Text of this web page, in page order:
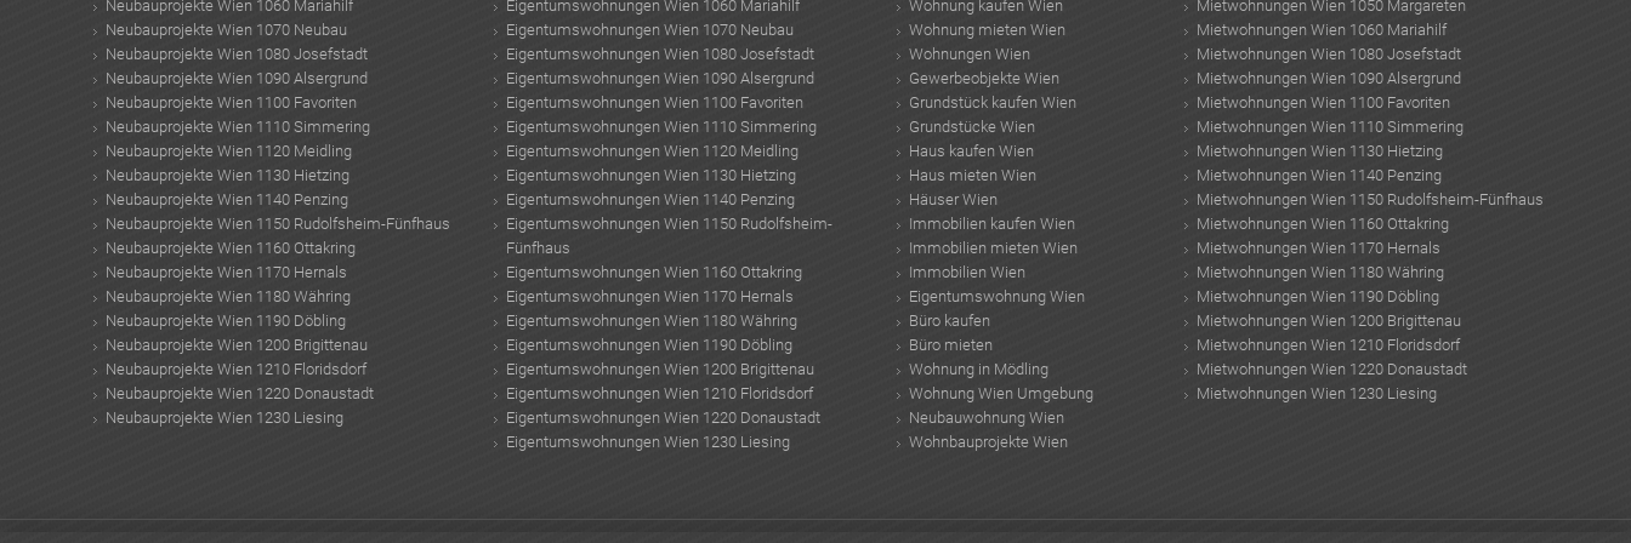
Neubauprojekte Wien 1060 Mariahilf
Neubauprojekte Wien 1070 Neubau
Neubauprojekte Wien 1080 Josefstadt
Neubauprojekte Wien 1090 Alsergrund
Neubauprojekte Wien 1100 Favoriten
Neubauprojekte Wien 1110 Simmering
Neubauprojekte Wien 1120 Meidling
Neubauprojekte Wien 1130 Hietzing
Neubauprojekte Wien 1140 Penzing
Neubauprojekte Wien 1150 Rudolfsheim-Fünfhaus
Neubauprojekte Wien 1160 Ottakring
Neubauprojekte Wien 1170 Hernals
Neubauprojekte Wien 1180 Währing
Neubauprojekte Wien 1190 Döbling
Neubauprojekte Wien 1200 Brigittenau
Neubauprojekte Wien 1210 Floridsdorf
Neubauprojekte Wien 1220 Donaustadt
Neubauprojekte Wien 1230 Liesing
Eigentumswohnungen Wien 1060 Mariahilf
Eigentumswohnungen Wien 1070 Neubau
Eigentumswohnungen Wien 1080 Josefstadt
Eigentumswohnungen Wien 1090 Alsergrund
Eigentumswohnungen Wien 1100 Favoriten
Eigentumswohnungen Wien 1110 Simmering
Eigentumswohnungen Wien 1120 Meidling
Eigentumswohnungen Wien 1130 Hietzing
Eigentumswohnungen Wien 1140 Penzing
Eigentumswohnungen Wien 1150 Rudolfsheim-
Fünfhaus
Eigentumswohnungen Wien 1160 Ottakring
Eigentumswohnungen Wien 1170 Hernals
Eigentumswohnungen Wien 1180 Währing
Eigentumswohnungen Wien 1190 Döbling
Eigentumswohnungen Wien 1200 Brigittenau
Eigentumswohnungen Wien 1210 Floridsdorf
Eigentumswohnungen Wien 1220 Donaustadt
Eigentumswohnungen Wien 1230 Liesing
Wohnung kaufen Wien
Wohnung mieten Wien
Wohnungen Wien
Gewerbeobjekte Wien
Grundstück kaufen Wien
Grundstücke Wien
Haus kaufen Wien
Haus mieten Wien
Häuser Wien
Immobilien kaufen Wien
Immobilien mieten Wien
Immobilien Wien
Eigentumswohnung Wien
Büro kaufen
Büro mieten
Wohnung in Mödling
Wohnung Wien Umgebung
Neubauwohnung Wien
Wohnbauprojekte Wien
Mietwohnungen Wien 1050 Margareten
Mietwohnungen Wien 1060 Mariahilf
Mietwohnungen Wien 1080 Josefstadt
Mietwohnungen Wien 1090 Alsergrund
Mietwohnungen Wien 1100 Favoriten
Mietwohnungen Wien 1110 Simmering
Mietwohnungen Wien 1130 Hietzing
Mietwohnungen Wien 1140 Penzing
Mietwohnungen Wien 1150 Rudolfsheim-Fünfhaus
Mietwohnungen Wien 1160 Ottakring
Mietwohnungen Wien 1170 Hernals
Mietwohnungen Wien 1180 Währing
Mietwohnungen Wien 1190 Döbling
Mietwohnungen Wien 1200 Brigittenau
Mietwohnungen Wien 1210 Floridsdorf
Mietwohnungen Wien 1220 Donaustadt
Mietwohnungen Wien 1230 Liesing